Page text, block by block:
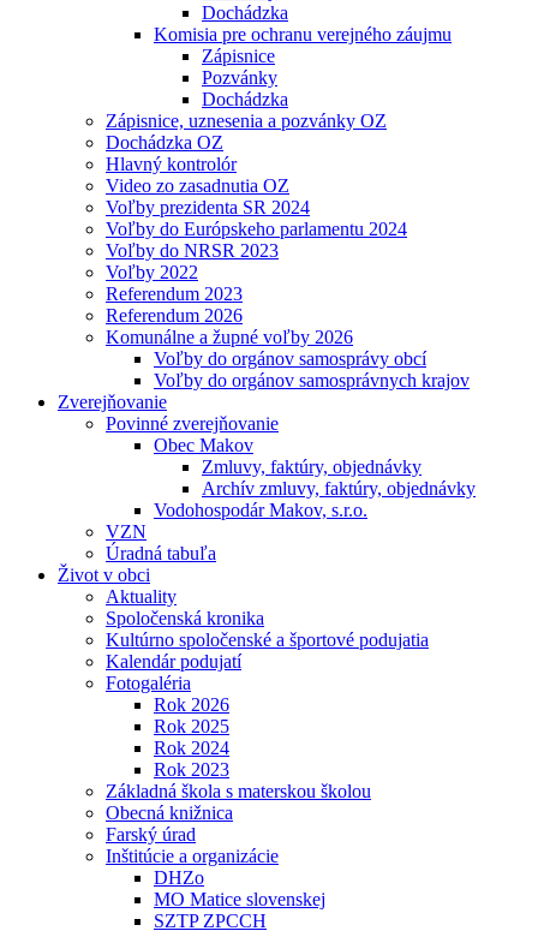
Dochádzka
Komisia pre ochranu verejného záujmu
Zápisnice
Pozvánky
Dochádzka
Zápisnice, uznesenia a pozvánky OZ
Dochádzka OZ
Hlavný kontrolór
Video zo zasadnutia OZ
Voľby prezidenta SR 2024
Voľby do Európskeho parlamentu 2024
Voľby do NRSR 2023
Voľby 2022
Referendum 2023
Referendum 2026
Komunálne a župné voľby 2026
Voľby do orgánov samosprávy obcí
Voľby do orgánov samosprávnych krajov
Zverejňovanie
Povinné zverejňovanie
Obec Makov
Zmluvy, faktúry, objednávky
Archív zmluvy, faktúry, objednávky
Vodohospodár Makov, s.r.o.
VZN
Úradná tabuľa
Život v obci
Aktuality
Spoločenská kronika
Kultúrno spoločenské a športové podujatia
Kalendár podujatí
Fotogaléria
Rok 2026
Rok 2025
Rok 2024
Rok 2023
Základná škola s materskou školou
Obecná knižnica
Farský úrad
Inštitúcie a organizácie
DHZo
MO Matice slovenskej
SZTP ZPCCH